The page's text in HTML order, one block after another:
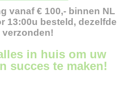
vanaf € 100,- binnen NL
13:00u besteld, dezelfde
verzonden!
in huis om uw
succes te maken!